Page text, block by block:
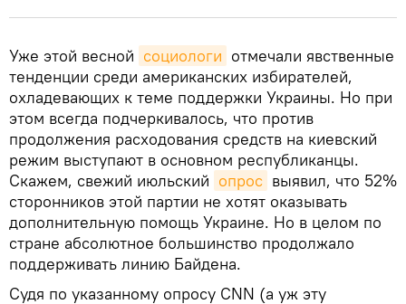
Уже этой весной социологи отмечали явственные
тенденции среди американских избирателей,
охладевающих к теме поддержки Украины. Но при
этом всегда подчеркивалось, что против
продолжения расходования средств на киевский
режим выступают в основном республиканцы.
Скажем, свежий июльский опрос выявил, что 52%
сторонников этой партии не хотят оказывать
дополнительную помощь Украине. Но в целом по
стране абсолютное большинство продолжало
поддерживать линию Байдена.
Судя по указанному опросу CNN (а уж эту